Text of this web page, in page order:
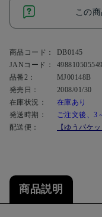
この
商品コード：
DB0145
JANコード：
品番2：
MJ00148B
発売日：
2008/01/30
在庫状況：
在庫あり
発送時期：
ご注文後、3
配送便：
【ゆうパケ
商品説明